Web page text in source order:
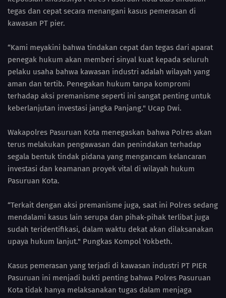
tegas dan cepat secara menangani kasus pemerasan di
kawasan PT pier.
“Kami meyakini bahwa tindakan cepat dan tegas dari aparat
penegak hukum akan memberi sinyal kuat kepada seluruh
pelaku usaha bahwa kawasan industri adalah wilayah yang
aman dan tertib. Penegakan hukum tanpa kompromi
terhadap aksi premanisme seperti ini sangat penting untuk
keberlanjutan investasi jangka Panjang." Ucap Dwi.
Wakapolres Pasuruan Kota menegaskan bahwa Polres akan
terus melakukan pengawasan dan penindakan terhadap
segala bentuk tindak pidana yang mengancam kelancaran
investasi dan keamanan proyek vital di wilayah hukum
Pasuruan Kota.
“Terkait dengan aksi premanisme juga, saat ini Polres sedang
mendalami kasus lain serupa dan pihak-pihak terlibat juga
sudah teridentifikasi, dalam waktu dekat akan dilaksanakan
upaya hukum lanjut." Pungkas Kompol Yokbeth.
Kasus pemerasan yang terjadi di kawasan industri PT PIER
Pasuruan ini menjadi bukti penting bahwa Polres Pasuruan
Kota tidak hanya melaksanakan tugas dalam menjaga